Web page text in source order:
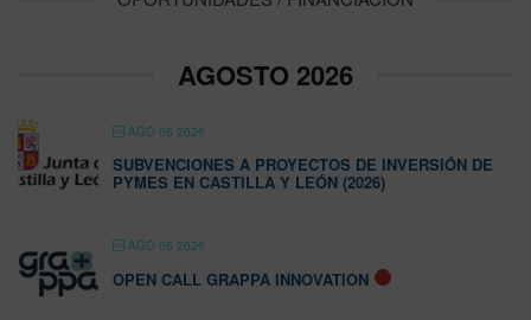
AGOSTO 2026
AGO 06 2026
SUBVENCIONES A PROYECTOS DE INVERSIÓN DE
PYMES EN CASTILLA Y LEÓN (2026)
AGO 06 2026
OPEN CALL GRAPPA INNOVATION